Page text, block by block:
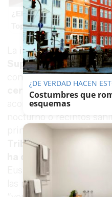
¿El tuyo está en la lista?
Top pasaportes que te
La intención del
Superior de Justicia
conseguir el aval de la
certificado covida la
acontecimientos
nocturno o recintos
principalmente de
Tribunal Superior de
ha denegado
esta
Euskadi. En
las medidas no serían
¿DE VERDAD HACEN
Costumbres que
esquemas